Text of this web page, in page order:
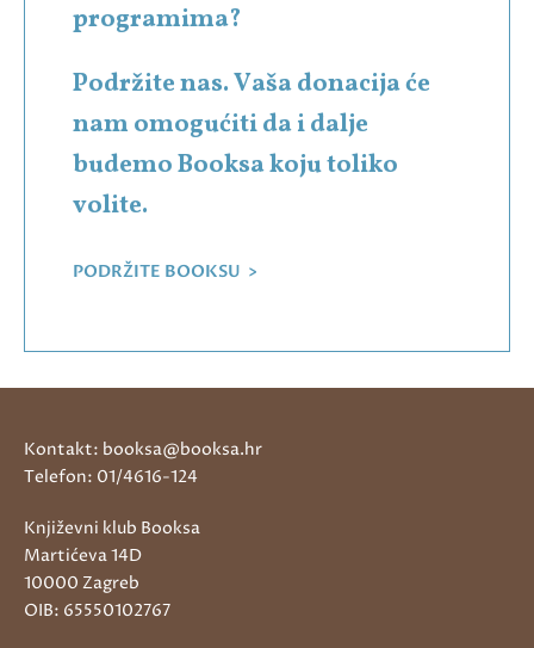
programima?
Podržite nas. Vaša donacija će
nam omogućiti da i dalje
budemo Booksa koju toliko
volite.
PODRŽITE BOOKSU >
Kontakt: booksa@booksa.hr
Telefon: 01/4616-124
Književni klub Booksa
Martićeva 14D
10000 Zagreb
OIB: 65550102767